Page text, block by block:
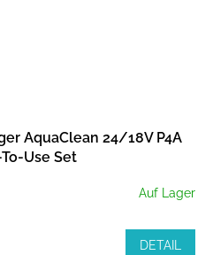
AquaClean 24/18V P4A
Use Set
Auf Lager
DETAIL